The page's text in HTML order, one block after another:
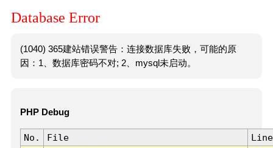
Database Error
(1040) 365建站错误警告：连接数据库失败，可能的原
因：1、数据库密码不对; 2、mysql未启动。
PHP Debug
No. File
Line